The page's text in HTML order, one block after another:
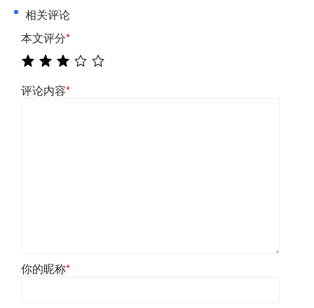
相关评论
本文评分*
评论内容*
你的昵称*